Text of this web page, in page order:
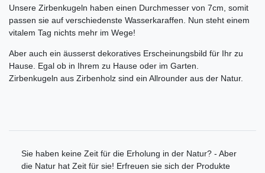
Unsere Zirbenkugeln haben einen Durchmesser von 7cm, somit
passen sie auf verschiedenste Wasserkaraffen. Nun steht einem
vitalem Tag nichts mehr im Wege!
Aber auch ein äusserst dekoratives Erscheinungsbild für Ihr zu
Hause. Egal ob in Ihrem zu Hause oder im Garten.
Zirbenkugeln aus Zirbenholz sind ein Allrounder aus der Natur.
Sie haben keine Zeit für die Erholung in der Natur? - Aber
die Natur hat Zeit für sie! Erfreuen sie sich der Produkte